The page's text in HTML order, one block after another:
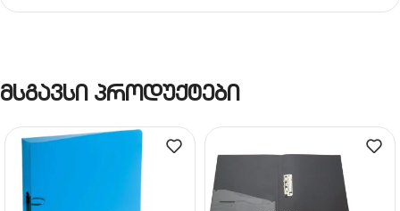
მსგავსი პროდუქტები